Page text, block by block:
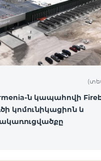
ն կապահովի
կոմունիկացիոն և